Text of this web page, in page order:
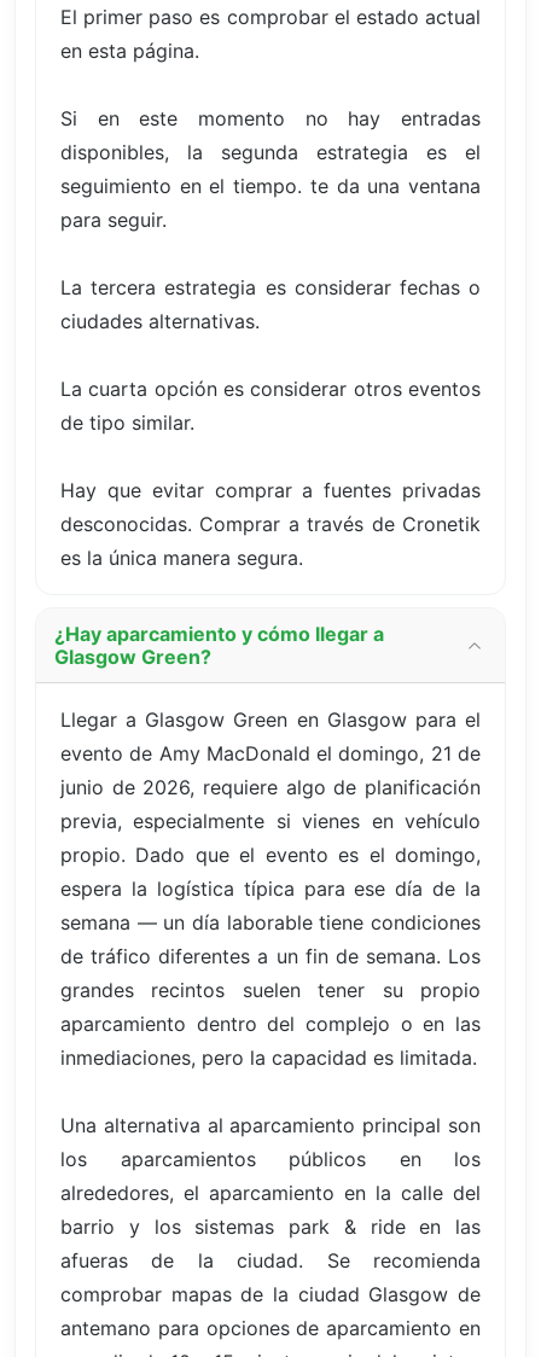
El primer paso es comprobar el estado actual
en esta página.
Si en este momento no hay entradas
disponibles, la segunda estrategia es el
seguimiento en el tiempo. te da una ventana
para seguir.
La tercera estrategia es considerar fechas o
ciudades alternativas.
La cuarta opción es considerar otros eventos
de tipo similar.
Hay que evitar comprar a fuentes privadas
desconocidas. Comprar a través de Cronetik
es la única manera segura.
¿Hay aparcamiento y cómo llegar a
Glasgow Green?
Llegar a Glasgow Green en Glasgow para el
evento de Amy MacDonald el domingo, 21 de
junio de 2026, requiere algo de planificación
previa, especialmente si vienes en vehículo
propio. Dado que el evento es el domingo,
espera la logística típica para ese día de la
semana — un día laborable tiene condiciones
de tráfico diferentes a un fin de semana. Los
grandes recintos suelen tener su propio
aparcamiento dentro del complejo o en las
inmediaciones, pero la capacidad es limitada.
Una alternativa al aparcamiento principal son
los aparcamientos públicos en los
alrededores, el aparcamiento en la calle del
barrio y los sistemas park & ride en las
afueras de la ciudad. Se recomienda
comprobar mapas de la ciudad Glasgow de
antemano para opciones de aparcamiento en